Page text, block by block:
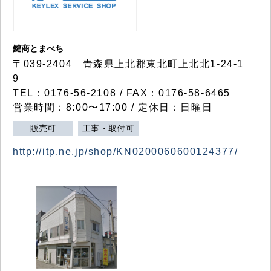
鍵商とまべち
〒039-2404 青森県上北郡東北町上北北1-24-1
9
TEL：0176-56-2108 / FAX：0176-58-6465
営業時間：8:00〜17:00 / 定休日：日曜日
販売可 工事・取付可
http://itp.ne.jp/shop/KN0200060600124377/